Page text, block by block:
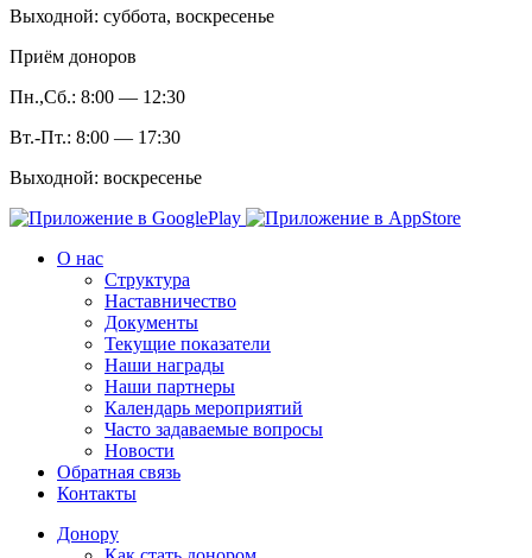
Выходной: суббота, воскресенье
Приём доноров
Пн.,Сб.: 8:00 — 12:30
Вт.-Пт.: 8:00 — 17:30
Выходной: воскресенье
О нас
Структура
Наставничество
Документы
Текущие показатели
Наши награды
Наши партнеры
Календарь мероприятий
Часто задаваемые вопросы
Новости
Обратная связь
Контакты
Донору